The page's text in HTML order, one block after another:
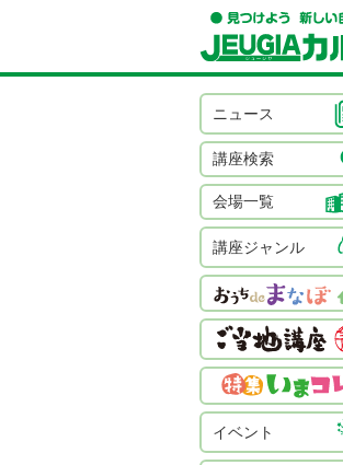
ニュース
講座検索
会場一覧
講座ジャンル
イベント